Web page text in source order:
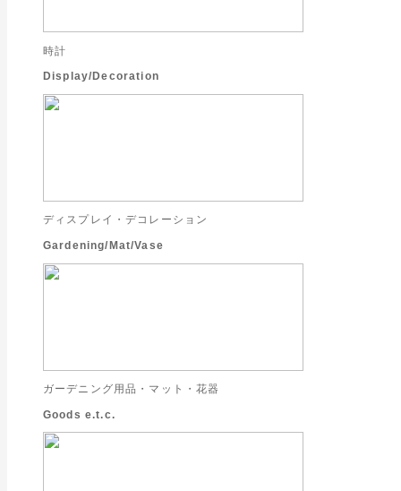
時計
Display/Decoration
ディスプレイ・デコレーション
Gardening/Mat/Vase
ガーデニング用品・マット・花器
Goods e.t.c.